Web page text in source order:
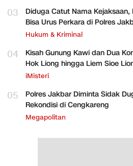
03
Diduga Catut Nama
Bisa Urus Perkara di Polres
Hukum & Kriminal
04
Kisah Gunung Kawi dan Dua
Hok Liong hingga Liem Sioe
iMisteri
05
Polres Jakbar Diminta Sidak
Rekondisi di Cengkareng
Megapolitan